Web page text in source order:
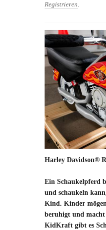
Registrieren.
Harley Davidson®
Ein Schaukelpferd
und schaukeln
Kind. Kinder mögen
beruhigt und macht
KidKraft gibt es